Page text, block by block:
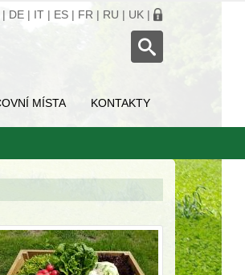
| DE | IT | ES | FR | RU | UK |
MÍSTA KONTAKTY